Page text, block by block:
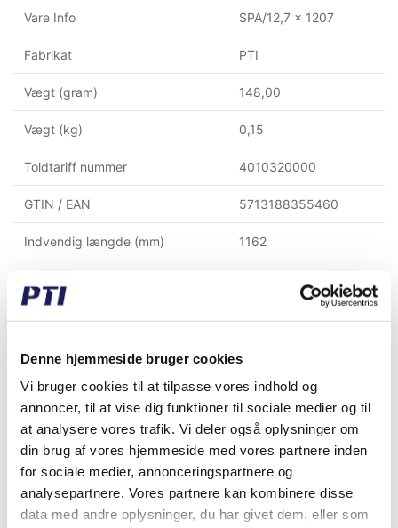
Denne hjemmeside bruger cookies
Vi bruger cookies til at tilpasse vores indhold og
annoncer, til at vise dig funktioner til sociale medier og til
at analysere vores trafik. Vi deler også oplysninger om
din brug af vores hjemmeside med vores partnere inden
for sociale medier, annonceringspartnere og
analysepartnere. Vores partnere kan kombinere disse
data med andre oplysninger, du har givet dem, eller som
Vare Info SPA/12,7 x 1207
Fabrikat PTI
Vægt (gram) 148,00
Vægt (kg) 0,15
Toldtariff nummer 4010320000
GTIN / EAN 5713188355460
Indvendig længde (mm) 1162
Rembredde (mm) 12,70
Remhøjde (mm) 10
Remtype Klassisk kilerem
Købt sammen med denne vare